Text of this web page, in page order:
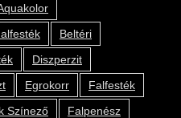
Beltéri
Diszperzit
Egrokorr
Falfesték
Színező
Falpenész